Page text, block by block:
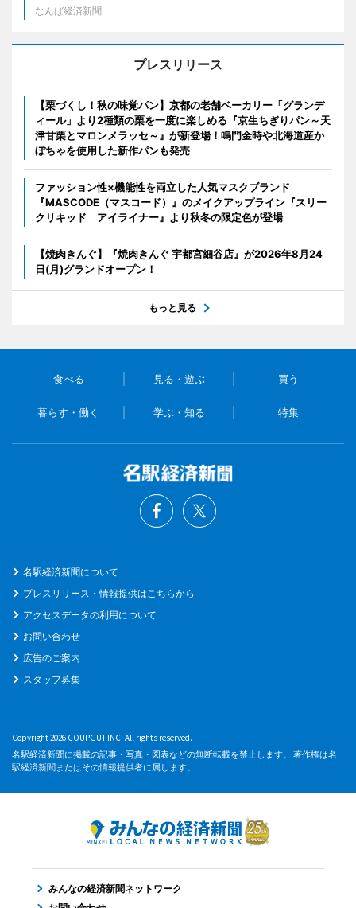
なんば経済新聞
プレスリリース
【栗づくし！秋の味覚パン】京都の老舗ベーカリー「グランデ
ィール」より2種類の栗を一度に楽しめる『京生ちぎりパン～天
津甘栗とマロンメラッセ～』が新登場！鳴門金時や北海道産か
ぼちゃを使用した新作パンも発売
ファッション性×機能性を両立した人気マスクブランド
『MASCODE（マスコード）』のメイクアップライン『スリー
クリキッド アイライナー』より秋冬の限定色が登場
【焼肉きんぐ】『焼肉きんぐ 宇都宮細谷店』が2026年8月24
日(月)グランドオープン！
もっと見る
食べる 見る・遊ぶ 買う
暮らす・働く 学ぶ・知る 特集
名駅経済新聞について
プレスリリース・情報提供はこちらから
アクセスデータの利用について
お問い合わせ
広告のご案内
スタッフ募集
Copyright 2026 COUPGUT INC. All rights reserved.
名駅経済新聞に掲載の記事・写真・図表などの無断転載を禁止します。 著作権は名
駅経済新聞またはその情報提供者に属します。
みんなの経済新聞ネットワーク